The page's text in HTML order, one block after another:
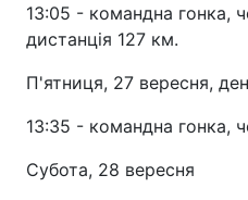
13:05 - командна гонка,
дистанція 127 км.
П'ятниця, 27 вересня,
13:35 - командна гонка,
Субота, 28 вересня